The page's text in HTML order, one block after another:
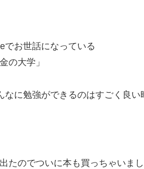
でお世話になっている
の大学」
なに勉強ができるのはすごく良い
たのでついに本も買っちゃいま